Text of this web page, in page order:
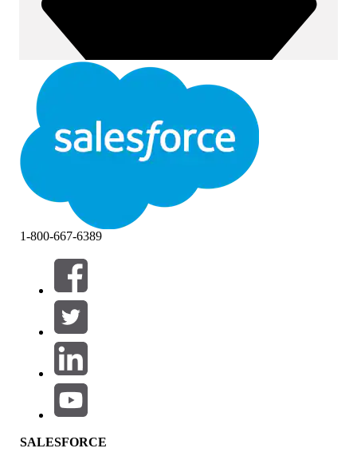
筛选器 (0)
选择筛选器
产品区域
功能影响
1-800-667-6389
SALESFORCE